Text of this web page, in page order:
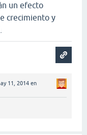
un efecto
crecimiento y
11, 2014 en